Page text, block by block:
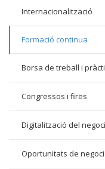
Internacionalització
Formació continua
Borsa de treball i
Congressos i fires
Digitalització del negoci
Oportunitats de